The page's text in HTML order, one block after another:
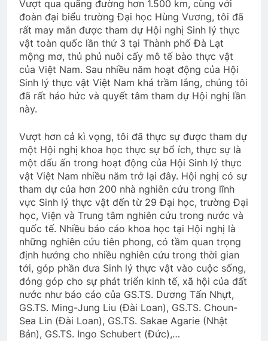
Vượt qua quãng đường hơn 1.500 km, cùng với
đoàn đại biểu trường Đại học Hùng Vương, tôi đã
rất may mắn được tham dự Hội nghị Sinh lý thực
vật toàn quốc lần thứ 3 tại Thành phố Đà Lạt
mộng mơ, thủ phủ nuôi cấy mô tế bào thực vật
của Việt Nam. Sau nhiều năm hoạt động của Hội
Sinh lý thực vật Việt Nam khá trầm lắng, chúng tôi
đã rất háo hức và quyết tâm tham dự Hội nghị lần
này.
Vượt hơn cả kì vọng, tôi đã thực sự được tham dự
một Hội nghị khoa học thực sự bổ ích, thực sự là
một dấu ấn trong hoạt động của Hội Sinh lý thực
vật Việt Nam nhiều năm trở lại đây. Hội nghị có sự
tham dự của hơn 200 nhà nghiên cứu trong lĩnh
vực Sinh lý thực vật đến từ 29 Đại học, trường Đại
học, Viện và Trung tâm nghiên cứu trong nước và
quốc tế. Nhiều báo cáo khoa học tại Hội nghị là
những nghiên cứu tiên phong, có tầm quan trọng
định hướng cho nhiều nghiên cứu trong thời gian
tới, góp phần đưa Sinh lý thực vật vào cuộc sống,
đóng góp cho sự phát triển kinh tế, xã hội của đất
nước như báo cáo của GS.TS. Dương Tấn Nhựt,
GS.TS. Ming-Jung Liu (Đài Loan), GS.TS. Choun-
Sea Lin (Đài Loan), GS.TS. Sakae Agarie (Nhật
Bản), GS.TS. Ingo Schubert (Đức),…